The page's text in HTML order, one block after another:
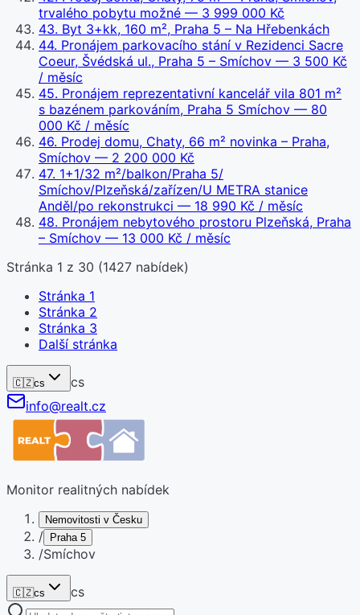
trvalého pobytu možné — 3 999 000 Kč
43. Byt 3+kk, 160 m², Praha 5 – Na Hřebenkách
44. Pronájem parkovacího stání v Rezidenci Sacre
Coeur, Švédská ul., Praha 5 – Smíchov — 3 500 Kč
/ měsíc
45. Pronájem reprezentativní kancelář vila 801 m²
s bazénem parkováním, Praha 5 Smíchov — 80
000 Kč / měsíc
46. Prodej domu, Chaty, 66 m² novinka – Praha,
Smíchov — 2 200 000 Kč
47. 1+1/32 m²/balkon/Praha 5/
Smíchov/Plzeňská/zařízen/U METRA stanice
Anděl/po rekonstrukci — 18 990 Kč / měsíc
48. Pronájem nebytového prostoru Plzeňská, Praha
– Smíchov — 13 000 Kč / měsíc
Stránka 1 z 30 (1427 nabídek)
Stránka 1
Stránka 2
Stránka 3
Další stránka
🇨🇿cs
cs
info@realt.cz
Monitor realitných nabídek
Nemovitosti v Česku
/ Praha 5
/Smíchov
🇨🇿cs cs